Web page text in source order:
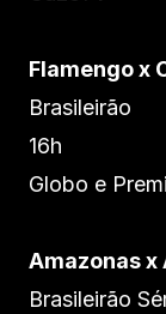
Flamengo x
Brasileirão
16h
Globo e
Amazonas x
Brasileirão